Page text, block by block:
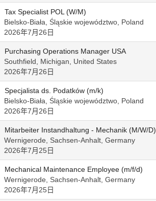
Tax Specialist POL (W/M)
Bielsko-Biała, Śląskie województwo, Poland
2026年7月26日
Purchasing Operations Manager USA
Southfield, Michigan, United States
2026年7月26日
Specjalista ds. Podatków (m/k)
Bielsko-Biała, Śląskie województwo, Poland
2026年7月26日
Mitarbeiter Instandhaltung - Mechanik (M/W/D)
Wernigerode, Sachsen-Anhalt, Germany
2026年7月25日
Mechanical Maintenance Employee (m/f/d)
Wernigerode, Sachsen-Anhalt, Germany
2026年7月25日